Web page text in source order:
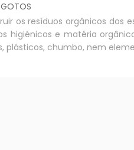
os resíduos orgânicos dos
higiénicos e matéria
plásticos, chumbo, nem